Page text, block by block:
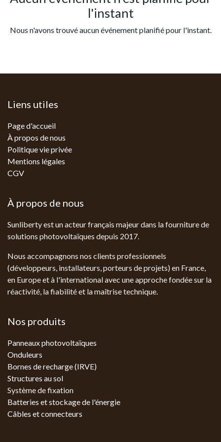
l'instant
Nous n'avons trouvé aucun événement planifié pour l'instant.
Liens utiles
Page d'accueil
À propos de nous
Politique vie privée
Mentions légales
CGV
À propos de nous
Sunliberty est un acteur français majeur dans la fourniture de
solutions photovoltaïques depuis 2017.
Nous accompagnons nos clients professionnels
(développeurs, installateurs, porteurs de projets) en France,
en Europe et à l'international avec une approche fondée sur la
réactivité, la fiabilité et la maîtrise technique.
Nos produits
Panneaux photovoltaïques
Onduleurs
Bornes de recharge (IRVE)
Structures au sol
Système de fixation
Batteries et stockage de l'énergie
Câbles et connecteurs